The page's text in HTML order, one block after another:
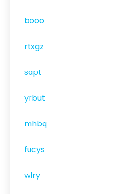
booo
rtxgz
sapt
yrbut
mhbq
fucys
wlry